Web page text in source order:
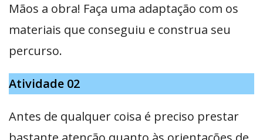
Mãos a obra! Faça uma adaptação com os
materiais que conseguiu e construa seu
percurso.
Atividade 02
Antes de qualquer coisa é preciso prestar